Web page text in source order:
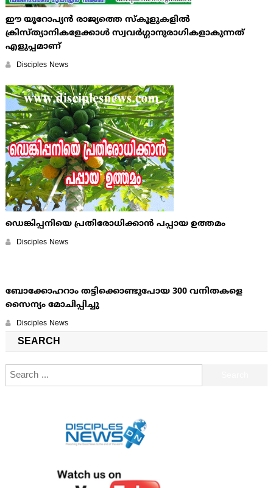
ഈ യൂറോപ്യന്‍ രാജ്യത്തെ സ്കൂളുകളില്‍
ക്രിസ്ത്യാനികളേക്കാള്‍ സ്വവര്‍ഗ്ഗാനുരാഗികളാകുന്നത്
എളുപ്പമാണ്
Disciples News
ഡെങ്കിപ്പനിയെ പ്രതിരോധിക്കാന്‍ പപ്പായ ഉത്തമം
Disciples News
ബോക്കോഹറാം തട്ടിക്കൊണ്ടുപോയ 300 വനിതകളെ
സൈന്യം മോചിപ്പിച്ചു
Disciples News
SEARCH